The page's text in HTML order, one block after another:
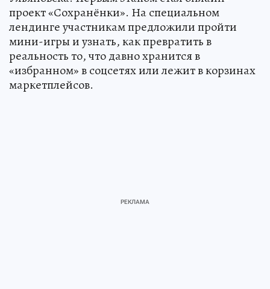
проект «Сохранёнки». На специальном
лендинге участникам предложили пройти
мини-игры и узнать, как превратить в
реальность то, что давно хранится в
«избранном» в соцсетях или лежит в корзинах
маркетплейсов.